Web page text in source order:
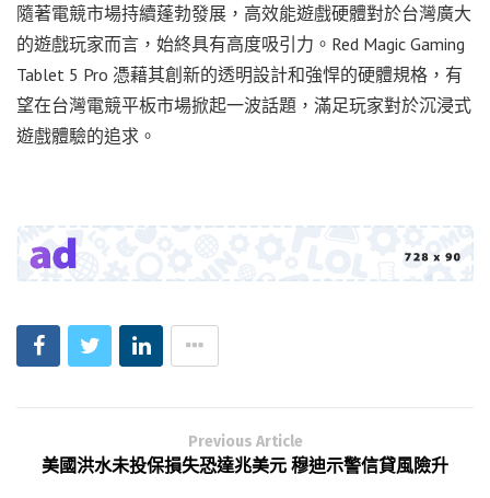
隨著電競市場持續蓬勃發展，高效能遊戲硬體對於台灣廣大
的遊戲玩家而言，始終具有高度吸引力。Red Magic Gaming
Tablet 5 Pro 憑藉其創新的透明設計和強悍的硬體規格，有
望在台灣電競平板市場掀起一波話題，滿足玩家對於沉浸式
遊戲體驗的追求。
Previous Article
美國洪水未投保損失恐達兆美元 穆迪示警信貸風險升